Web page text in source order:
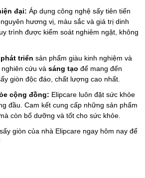
đại: Áp dụng công nghệ sấy tiên tiến
hương vị, màu sắc và giá trị dinh
trình được kiểm soát nghiêm ngặt, không
triển sản phẩm giàu kinh nghiệm và
cứu và sáng tạo để mang đến
giòn độc đáo, chất lượng cao nhất.
cộng đồng: Elipcare luôn đặt sức khỏe
đầu. Cam kết cung cấp những sản phẩm
còn bổ dưỡng và tốt cho sức khỏe.
giòn của nhà Elipcare ngay hôm nay để